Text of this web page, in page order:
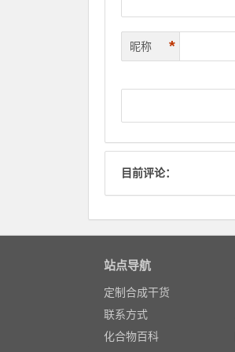
昵称 *
目前评论：
站点导航
定制合成干货
联系方式
化合物百科